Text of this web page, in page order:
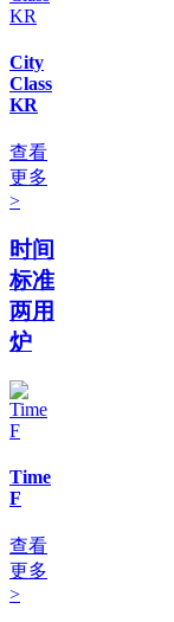
City
Class
KR
查看
更多
>
时间
标准
两用
炉
Time
F
查看
更多
>